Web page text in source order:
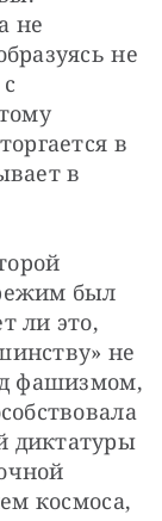
не
не
в
в
был
ли это,
не
фашизмом,
диктатуры
космоса,